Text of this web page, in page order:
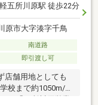
五所川原駅 徒歩22分
原市大字湊字千鳥
南道路
即引渡し可
店舗用地としても
校まで約1050m/五
ス「五所川原営業